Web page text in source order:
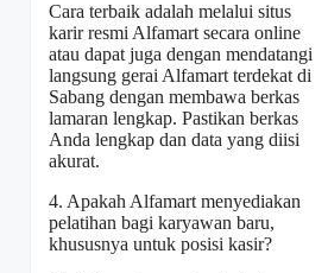
Cara terbaik adalah melalui situs
karir resmi Alfamart secara online
atau dapat juga dengan mendatangi
langsung gerai Alfamart terdekat di
Sabang dengan membawa berkas
lamaran lengkap. Pastikan berkas
Anda lengkap dan data yang diisi
akurat.
4. Apakah Alfamart menyediakan
pelatihan bagi karyawan baru,
khususnya untuk posisi kasir?